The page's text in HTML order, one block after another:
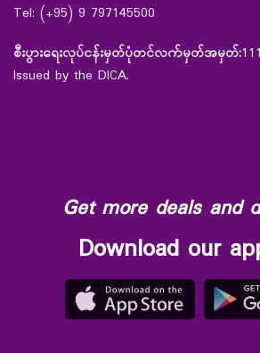
Tel: (+95) 9 797145500
စီးပွားရေးလုပ်ငန်းမှတ်ပုံတင်လက်မှတ်အမှတ်:
Issued by the DICA.
Get more deals and
Download our